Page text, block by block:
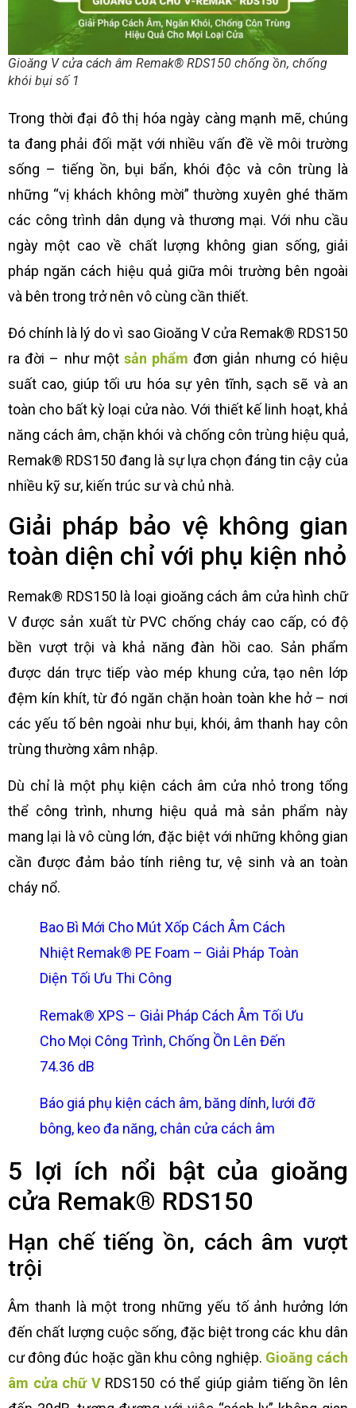
Gioăng V cửa cách âm Remak® RDS150 chống ồn, chống
khói bụi số 1
Trong thời đại đô thị hóa ngày càng mạnh mẽ, chúng
ta đang phải đối mặt với nhiều vấn đề về môi trường
sống – tiếng ồn, bụi bẩn, khói độc và côn trùng là
những “vị khách không mời” thường xuyên ghé thăm
các công trình dân dụng và thương mại. Với nhu cầu
ngày một cao về chất lượng không gian sống, giải
pháp ngăn cách hiệu quả giữa môi trường bên ngoài
và bên trong trở nên vô cùng cần thiết.
Đó chính là lý do vì sao Gioăng V cửa Remak® RDS150
ra đời – như một sản phẩm đơn giản nhưng có hiệu
suất cao, giúp tối ưu hóa sự yên tĩnh, sạch sẽ và an
toàn cho bất kỳ loại cửa nào. Với thiết kế linh hoạt, khả
năng cách âm, chặn khói và chống côn trùng hiệu quả,
Remak® RDS150 đang là sự lựa chọn đáng tin cậy của
nhiều kỹ sư, kiến trúc sư và chủ nhà.
Giải pháp bảo vệ không gian
toàn diện chỉ với phụ kiện nhỏ
Remak® RDS150 là loại gioăng cách âm cửa hình chữ
V được sản xuất từ PVC chống cháy cao cấp, có độ
bền vượt trội và khả năng đàn hồi cao. Sản phẩm
được dán trực tiếp vào mép khung cửa, tạo nên lớp
đệm kín khít, từ đó ngăn chặn hoàn toàn khe hở – nơi
các yếu tố bên ngoài như bụi, khói, âm thanh hay côn
trùng thường xâm nhập.
Dù chỉ là một phụ kiện cách âm cửa nhỏ trong tổng
thể công trình, nhưng hiệu quả mà sản phẩm này
mang lại là vô cùng lớn, đặc biệt với những không gian
cần được đảm bảo tính riêng tư, vệ sinh và an toàn
cháy nổ.
Bao Bì Mới Cho Mút Xốp Cách Âm Cách
Nhiệt Remak® PE Foam – Giải Pháp Toàn
Diện Tối Ưu Thi Công
Remak® XPS – Giải Pháp Cách Âm Tối Ưu
Cho Mọi Công Trình, Chống Ồn Lên Đến
74.36 dB
Báo giá phụ kiện cách âm, băng dính, lưới đỡ
bông, keo đa năng, chân cửa cách âm
5 lợi ích nổi bật của gioăng
cửa Remak® RDS150
Hạn chế tiếng ồn, cách âm vượt
trội
Âm thanh là một trong những yếu tố ảnh hưởng lớn
đến chất lượng cuộc sống, đặc biệt trong các khu dân
cư đông đúc hoặc gần khu công nghiệp. Gioăng cách
âm cửa chữ VRDS150 có thể giúp giảm tiếng ồn lên